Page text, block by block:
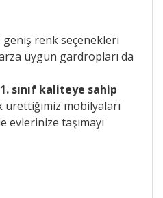
geniş renk seçenekleri
uygun gardropları da
1. sınıf kaliteye sahip
ürettiğimiz mobilyaları
evlerinize taşımayı